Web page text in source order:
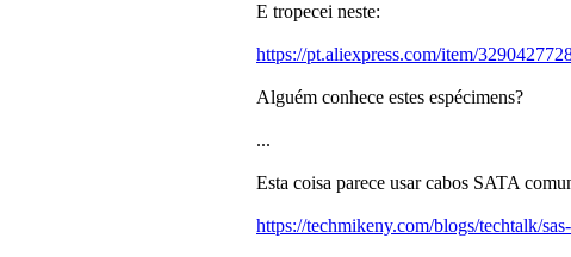
E tropecei neste:
https://pt.aliexpress.com/item/
Alguém conhece estes espécimens?
...
Esta coisa parece usar cabos SATA
https://techmikeny.com/blogs/techtalk/